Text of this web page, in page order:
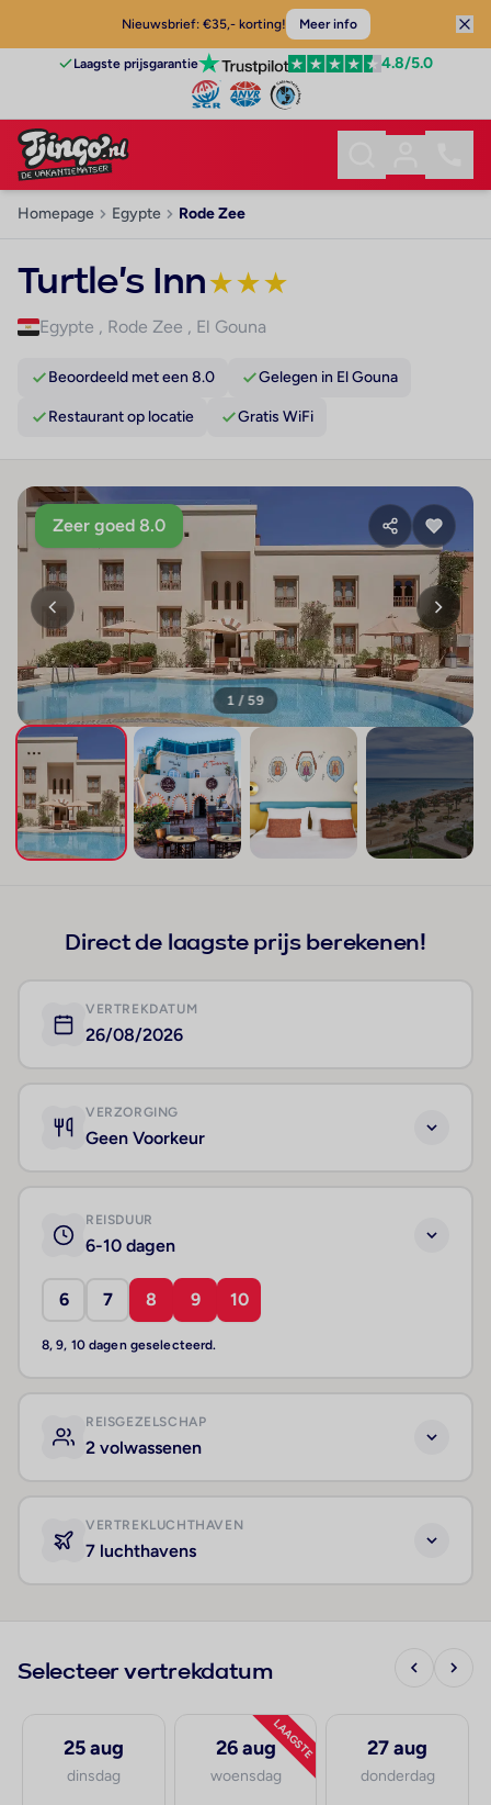
Nieuwsbrief: €35,- korting! Meer info
Laagste prijsgarantie 4.8/5.0
Homepage Egypte Rode Zee
Turtle's Inn★★★
Egypte , Rode Zee , El Gouna
Beoordeeld met een 8.0 Gelegen in El Gouna
Restaurant op locatie Gratis WiFi
Zeer goed 8.0
1 / 59
Direct de laagste prijs berekenen!
VERTREKDATUM
26/08/2026
VERZORGING
Geen Voorkeur
REISDUUR
6-10 dagen
6 7 8 9 10
8, 9, 10 dagen geselecteerd.
REISGEZELSCHAP
2 volwassenen
VERTREKLUCHTHAVEN
7 luchthavens
Selecteer vertrekdatum
25 aug
dinsdag
LAAGSTE
26 aug
woensdag
27 aug
donderdag